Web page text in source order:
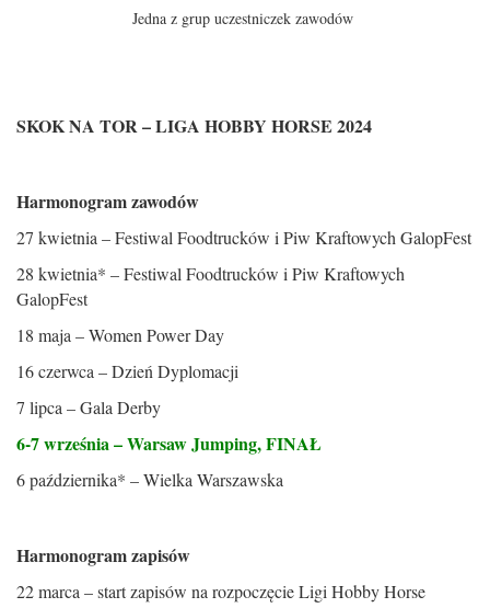
Jedna z grup uczestniczek zawodów
SKOK NA TOR – LIGA HOBBY HORSE 2024
Harmonogram zawodów
27 kwietnia – Festiwal Foodtrucków i Piw Kraftowych GalopFest
28 kwietnia* – Festiwal Foodtrucków i Piw Kraftowych
GalopFest
18 maja – Women Power Day
16 czerwca – Dzień Dyplomacji
7 lipca – Gala Derby
6-7 września – Warsaw Jumping, FINAŁ
6 października* – Wielka Warszawska
Harmonogram zapisów
22 marca – start zapisów na rozpoczęcie Ligi Hobby Horse